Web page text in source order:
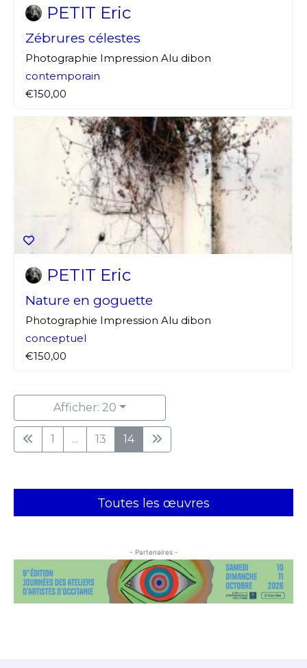
* Champ obligatoire
PETIT Eric
Zébrures célestes
Photographie Impression Alu dibon
contemporain
€150,00
PETIT Eric
Nature en goguette
Photographie Impression Alu dibon
conceptuel
€150,00
Afficher: 20
1 ... 13 14
Toutes les œuvres
- Partenaires -